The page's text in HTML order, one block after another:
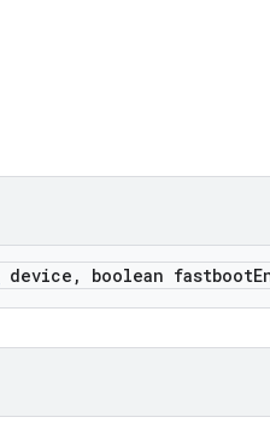
device , boolean fastboot